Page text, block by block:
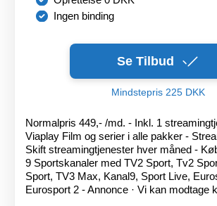
Ingen binding
Se Tilbud
Mindstepris 225 DKK
Normalpris 449,- /md. - Inkl. 1
Viaplay Film og serier i alle pakker -
Skift streamingtjenester hver måned -
9 Sportskanaler med TV2 Sport, Tv2
Sport, TV3 Max, Kanal9, Sport Live,
Eurosport 2 - Annonce · Vi kan modtage